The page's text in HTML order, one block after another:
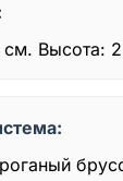
см. Высота: